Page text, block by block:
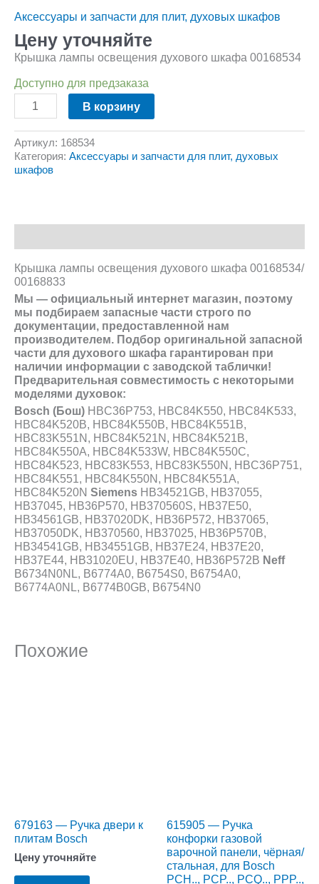
Аксессуары и запчасти для плит, духовых шкафов
Цену уточняйте
Крышка лампы освещения духового шкафа 00168534
Доступно для предзаказа
В корзину
Артикул: 168534
Категория: Аксессуары и запчасти для плит, духовых
шкафов
Крышка лампы освещения духового шкафа 00168534/
00168833
Мы — официальный интернет магазин, поэтому
мы подбираем запасные части строго по
документации, предоставленной нам
производителем. Подбор оригинальной запасной
части для духового шкафа гарантирован при
наличии информации с заводской таблички!
Предварительная совместимость с некоторыми
моделями духовок:
Bosch (Бош) HBC36P753, HBC84K550, HBC84K533,
HBC84K520B, HBC84K550B, HBC84K551B,
HBC83K551N, HBC84K521N, HBC84K521B,
HBC84K550A, HBC84K533W, HBC84K550C,
HBC84K523, HBC83K553, HBC83K550N, HBC36P751,
HBC84K551, HBC84K550N, HBC84K551A,
HBC84K520N Siemens HB34521GB, HB37055,
HB37045, HB36P570, HB370560S, HB37E50,
HB34561GB, HB37020DK, HB36P572, HB37065,
HB37050DK, HB370560, HB37025, HB36P570B,
HB34541GB, HB34551GB, HB37E24, HB37E20,
HB37E44, HB31020EU, HB37E40, HB36P572B Neff
B6734N0NL, B6774A0, B6754S0, B6754A0,
B6774A0NL, B6774B0GB, B6754N0
Похожие
679163 — Ручка двери к
плитам Bosch
Цену уточняйте
615905 — Ручка
конфорки газовой
варочной панели, чёрная/
стальная, для Bosch
PCH.., PCP.., PCQ.., PPP..,